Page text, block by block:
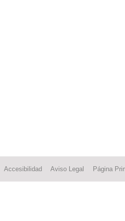
Accesibilidad Aviso Legal Página